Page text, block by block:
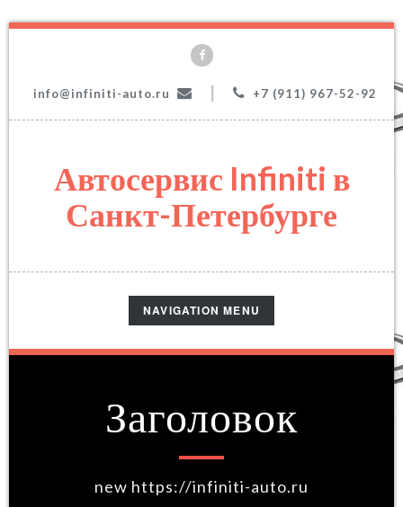
info@infiniti-auto.ru +7 (911) 967-52-92
Автосервис Infiniti в
Санкт-Петербурге
TOGGLE
NAVIGATION
NAVIGATION MENU
Заголовок
new https://infiniti-auto.ru